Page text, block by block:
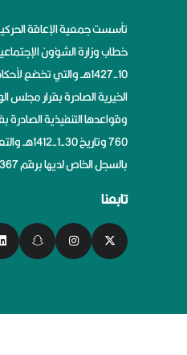
تأسست جمعية الإعاقة
10-1427هــ والتي
وقواعدها التنفيذية الصادرة
760
بالسجل الخاص لديها برقم 367 بتاريخ 18-7-1428هــ.
تابعنا